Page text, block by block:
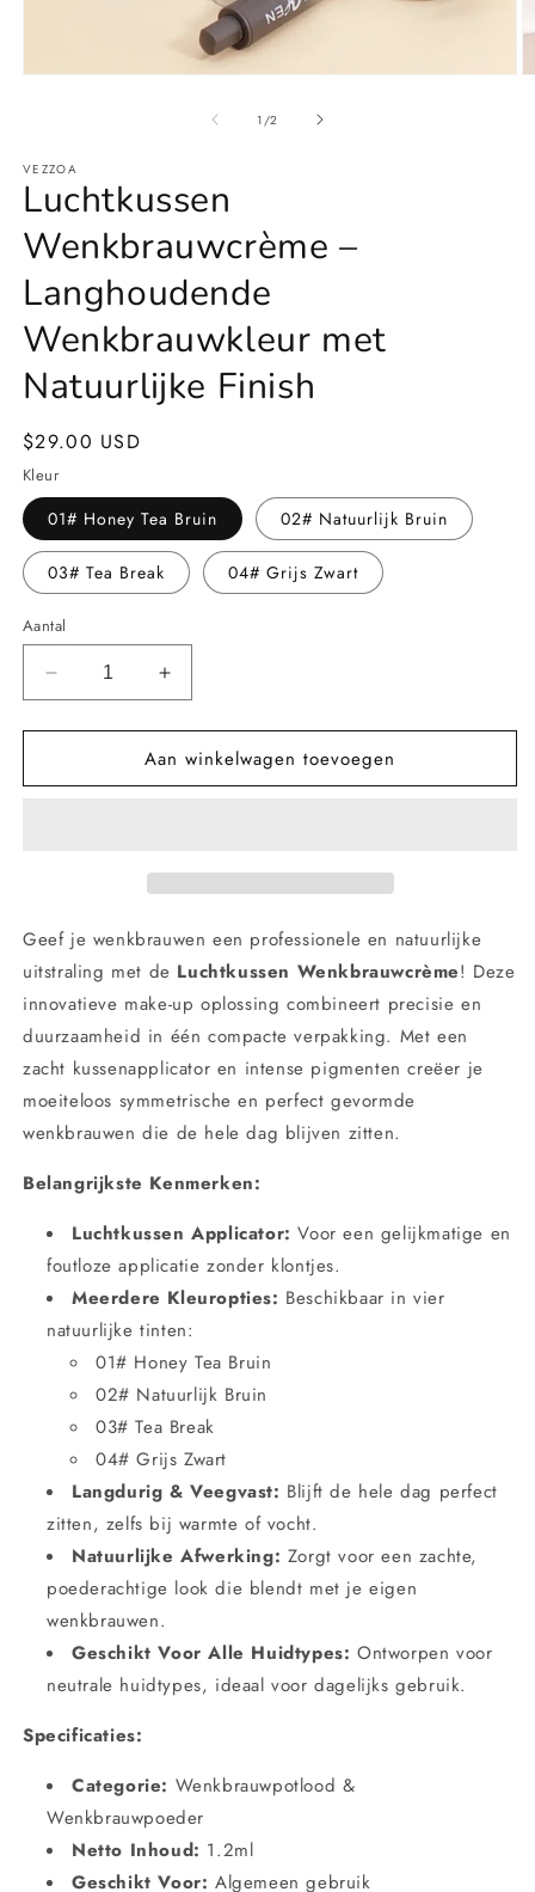
1 /van
2
VEZZOA
Luchtkussen
Wenkbrauwcrème –
Langhoudende
Wenkbrauwkleur met
Natuurlijke Finish
Normale
prijs
$29.00 USD
Kleur
01# Honey Tea Bruin 02# Natuurlijk Bruin
03# Tea Break 04# Grijs Zwart
Aantal
Aantal
verlagen
voor
Luchtkussen
Wenkbrauwcrème
Finish
Aantal
verhogen
voor
Luchtkussen
Wenkbrauwcrème
Finish
Aan winkelwagen toevoegen
Geef je wenkbrauwen een professionele en natuurlijke
uitstraling met de Luchtkussen Wenkbrauwcrème! Deze
innovatieve make-up oplossing combineert precisie en
duurzaamheid in één compacte verpakking. Met een
zacht kussenapplicator en intense pigmenten creëer je
moeiteloos symmetrische en perfect gevormde
wenkbrauwen die de hele dag blijven zitten.
Belangrijkste Kenmerken:
Luchtkussen Applicator: Voor een gelijkmatige en
foutloze applicatie zonder klontjes.
Meerdere Kleuropties: Beschikbaar in vier
natuurlijke tinten:
01# Honey Tea Bruin
02# Natuurlijk Bruin
03# Tea Break
04# Grijs Zwart
Langdurig & Veegvast: Blijft de hele dag perfect
zitten, zelfs bij warmte of vocht.
Natuurlijke Afwerking: Zorgt voor een zachte,
poederachtige look die blendt met je eigen
wenkbrauwen.
Geschikt Voor Alle Huidtypes: Ontworpen voor
neutrale huidtypes, ideaal voor dagelijks gebruik.
Specificaties:
Categorie: Wenkbrauwpotlood &
Wenkbrauwpoeder
Netto Inhoud: 1.2ml
Geschikt Voor: Algemeen gebruik